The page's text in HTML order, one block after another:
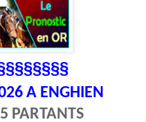
A ENGHIEN
PARTANTS